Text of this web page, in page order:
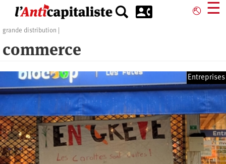
contenu
⎋ ☰
grande distribution
commerce
Entreprises